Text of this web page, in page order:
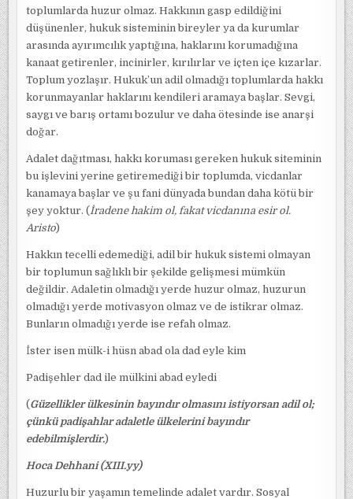
toplumlarda huzur olmaz. Hakkının gasp edildiğini
düşünenler, hukuk sisteminin bireyler ya da kurumlar
arasında ayırımcılık yaptığına, haklarını korumadığına
kanaat getirenler, incinirler, kırılırlar ve içten içe kızarlar.
Toplum yozlaşır. Hukuk’un adil olmadığı toplumlarda hakkı
korunmayanlar haklarını kendileri aramaya başlar. Sevgi,
saygı ve barış ortamı bozulur ve daha ötesinde ise anarşi
doğar.
Adalet dağıtması, hakkı koruması gereken hukuk siteminin
bu işlevini yerine getiremediği bir toplumda, vicdanlar
kanamaya başlar ve şu fani dünyada bundan daha kötü bir
şey yoktur. (İradene hakim ol, fakat vicdanına esir ol.
Aristo)
Hakkın tecelli edemediği, adil bir hukuk sistemi olmayan
bir toplumun sağlıklı bir şekilde gelişmesi mümkün
değildir. Adaletin olmadığı yerde huzur olmaz, huzurun
olmadığı yerde motivasyon olmaz ve de istikrar olmaz.
Bunların olmadığı yerde ise refah olmaz.
İster isen mülk-i hüsn abad ola dad eyle kim
Padişehler dad ile mülkini abad eyledi
(Güzellikler ülkesinin bayındır olmasını istiyorsan adil ol;
çünkü padişahlar adaletle ülkelerini bayındır
edebilmişlerdir.)
Hoca Dehhani (XIII.yy)
Huzurlu bir yaşamın temelinde adalet vardır. Sosyal